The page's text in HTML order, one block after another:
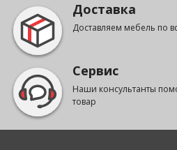
Доставка
Доставляем мебель по
Сервис
Наши консультанты
товар